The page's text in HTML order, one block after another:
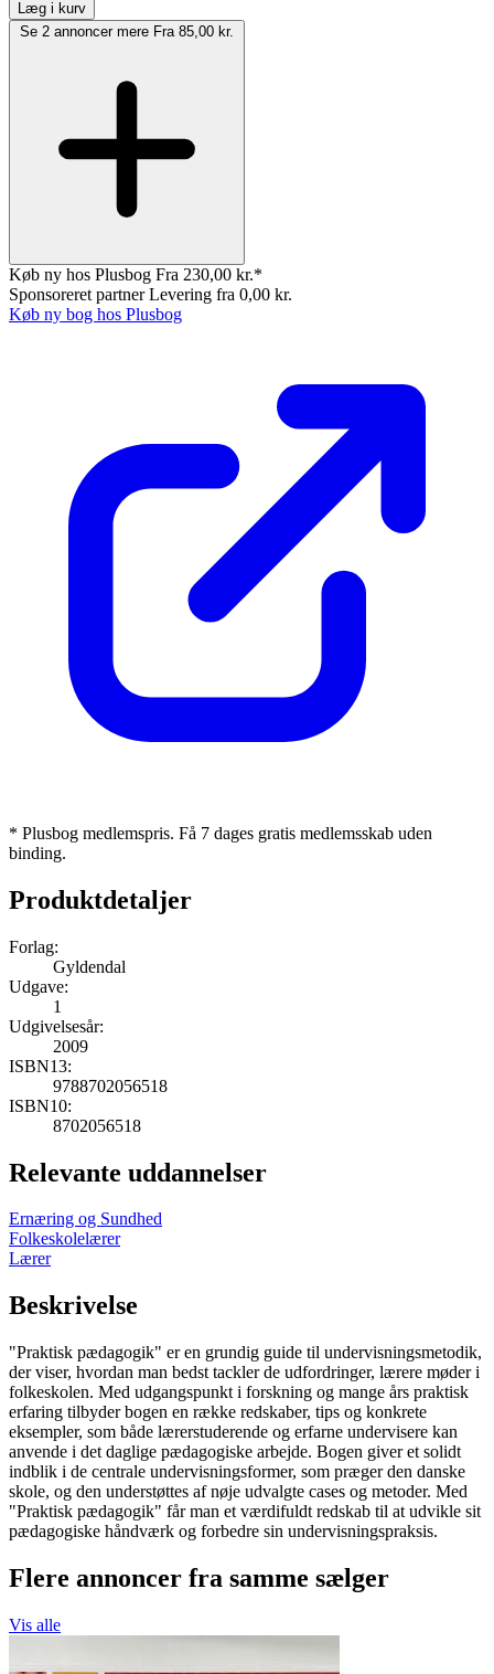
Læg i kurv
Se 2 annoncer mere Fra 85,00 kr.
Køb ny hos Plusbog Fra 230,00 kr.*
Sponsoreret partnerLevering fra 0,00 kr.
Køb ny bog hos Plusbog
* Plusbog medlemspris. Få 7 dages gratis medlemsskab uden
binding.
Produktdetaljer
Forlag:
Gyldendal
Udgave:
1
Udgivelsesår:
2009
ISBN13:
9788702056518
ISBN10:
8702056518
Relevante uddannelser
Ernæring og Sundhed
Folkeskolelærer
Lærer
Beskrivelse
"Praktisk pædagogik" er en grundig guide til undervisningsmetodik,
der viser, hvordan man bedst tackler de udfordringer, lærere møder i
folkeskolen. Med udgangspunkt i forskning og mange års praktisk
erfaring tilbyder bogen en række redskaber, tips og konkrete
eksempler, som både lærerstuderende og erfarne undervisere kan
anvende i det daglige pædagogiske arbejde. Bogen giver et solidt
indblik i de centrale undervisningsformer, som præger den danske
skole, og den understøttes af nøje udvalgte cases og metoder. Med
"Praktisk pædagogik" får man et værdifuldt redskab til at udvikle sit
pædagogiske håndværk og forbedre sin undervisningspraksis.
Flere annoncer fra samme sælger
Vis alle